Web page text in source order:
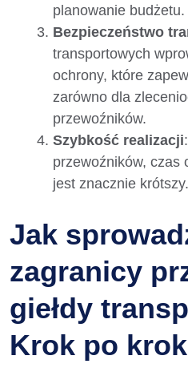
planowanie budżetu.
Bezpieczeństwo
transportowych
ochrony, które
zarówno dla
przewoźników.
Szybkość realizacji
przewoźników, czas
jest znacznie krótszy.
Jak
zagranicy
giełdy
Krok po